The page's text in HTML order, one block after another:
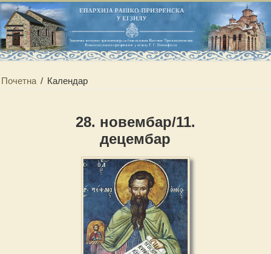
Почетна / Календар
28. новембар/11.
децембар